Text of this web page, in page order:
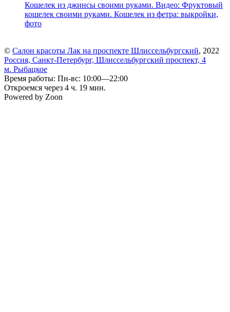
Кошелек из джинсы своими руками. Видео: Фруктовый
кошелек своими руками. Кошелек из фетра: выкройки,
фото
© Салон красоты Лак на проспекте Шлиссельбургский, 2022
Россия, Санкт-Петербург, Шлиссельбургский проспект, 4
м. Рыбацкое
Время работы: Пн-вс: 10:00—22:00
Откроемся через 4 ч. 19 мин.
Powered by Zoon